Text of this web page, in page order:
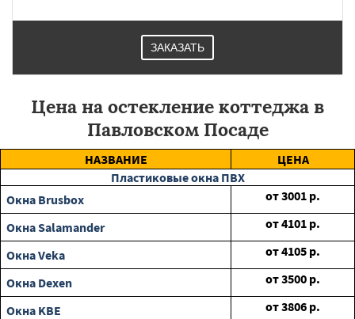
ЗАКАЗАТЬ
Цена на остекление коттеджа в
Павловском Посаде
НАЗВАНИЕ
ЦЕНА
Пластиковые окна ПВХ
Окна Brusbox
от3001 р.
Окна Salamander
от4101 р.
Окна Veka
от4105 р.
Окна Dexen
от3500 р.
Окна KBE
от3806 р.